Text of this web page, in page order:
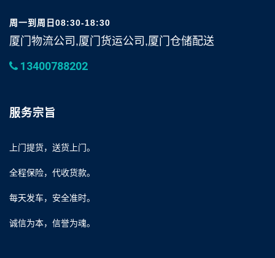
周一到周日08:30-18:30
厦门物流公司,厦门货运公司,厦门仓储配送
13400788202
服务宗旨
上门提货，送货上门。
全程保险，代收货款。
每天发车，安全准时。
诚信为本，信誉为魂。